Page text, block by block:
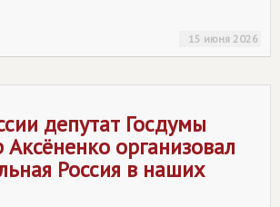
15 июня 2026
депутат Госдумы
организовал
Россия в наших